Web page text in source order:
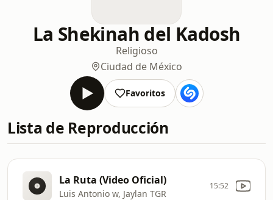
La Shekinah del Kadosh
Religioso
Ciudad de México
Favoritos
Lista de Reproducción
La Ruta (Video Oficial)
Luis Antonio w, Jaylan TGR
15:52